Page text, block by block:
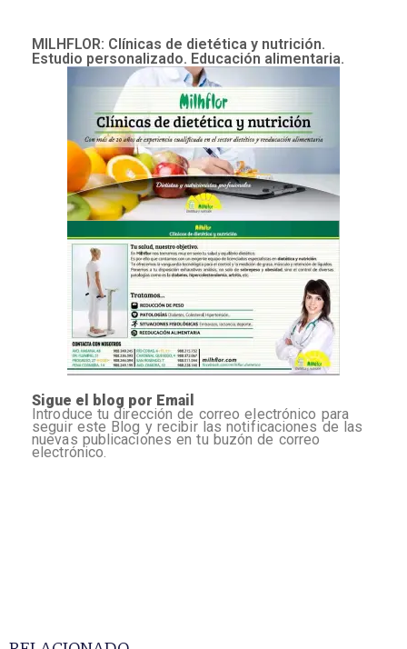
MILHFLOR: Clínicas de dietética y nutrición.
Estudio personalizado. Educación alimentaria.
Sigue el blog por Email
Introduce tu dirección de correo electrónico para
seguir este Blog y recibir las notificaciones de las
nuevas publicaciones en tu buzón de correo
electrónico.